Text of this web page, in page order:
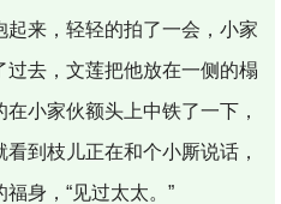
来，轻轻的拍了一会，小家
去，文莲把他放在一侧的榻
在小家伙额头上中铁了一下，
到枝儿正在和个小厮说话，
身，“见过太太。”